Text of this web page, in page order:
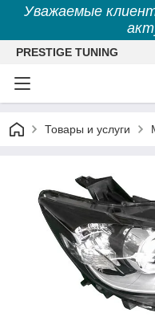
Уважаемые
PRESTIGE TUNING
Товары и услуги